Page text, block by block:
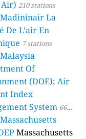
Air) 210 stations
Madininair La
De L’air En
7 stations
Malaysia
Of
(DOE); Air
Index
System 66
Massachusetts
Massachusetts